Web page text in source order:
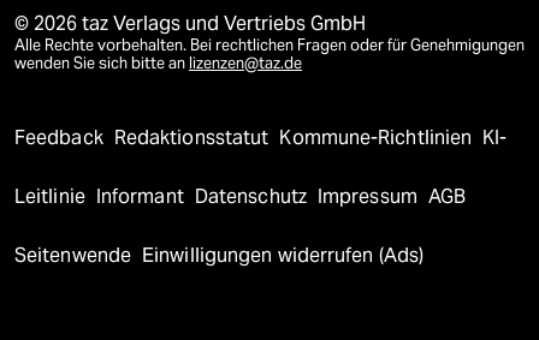
© 2026 taz Verlags und Vertriebs GmbH
Alle Rechte vorbehalten. Bei rechtlichen Fragen oder für Genehmigungen
wenden Sie sich bitte an lizenzen@taz.de
Feedback Redaktionsstatut Kommune-Richtlinien KI-
Leitlinie Informant Datenschutz Impressum AGB
Seitenwende Einwilligungen widerrufen (Ads)